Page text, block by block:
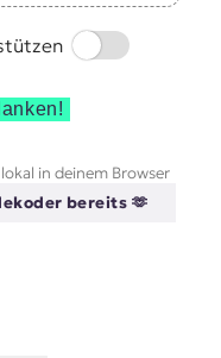
Switch
in deinem Browser
bereits 🫶